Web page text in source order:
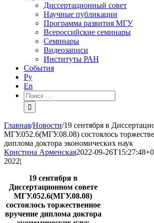
Диссертационный совет
Научные публикации
Программа развития МГУ
Всероссийские семинары
Семинары
Видеозаписи
Институты РАН
События
Ру
En
Результат
поиска:
Главная/Новости/19 сентября в
МГУ.052.6(МГУ.08.08) состоялось
диплома доктора экономических наук
Кристина Арменская2022-09-
2022|
19 сентября в
Диссертационном совете
МГУ.052.6(МГУ.08.08)
состоялось торжественное
вручение диплома доктора